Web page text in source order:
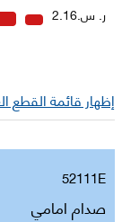
ر. س.2.16
إظهار قائمة القطع
52111E
صدام امامي